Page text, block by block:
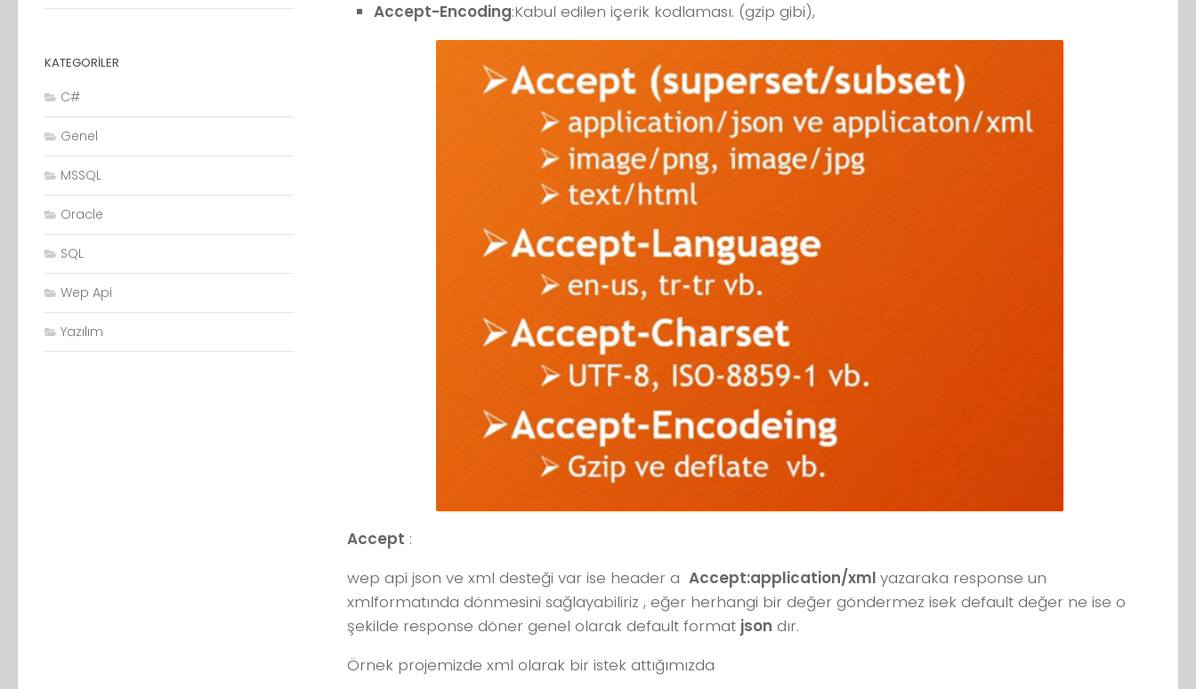
Accept-Encoding:Kabul edilen içerik kodlaması. (gzip gibi),
Accept :
wep api json ve xml desteği var ise header a Accept:application/xml yazaraka response un
xmlformatında dönmesini sağlayabiliriz , eğer herhangi bir değer göndermez isek default değer ne ise o
şekilde response döner genel olarak default format json dır.
Örnek projemizde xml olarak bir istek attığımızda
KATEGORILER
C#
Genel
MSSQL
Oracle
SQL
Wep Api
Yazılım